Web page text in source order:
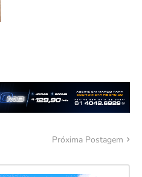
Próxima Postagem